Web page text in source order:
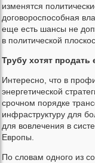
изменятся
договороспособная
еще есть шансы не
в политической
Трубу хотят продать
Интересно, что в
энергетической
срочном порядке
инфраструктуру для
для вовлечения в
Европы.
По словам одного из